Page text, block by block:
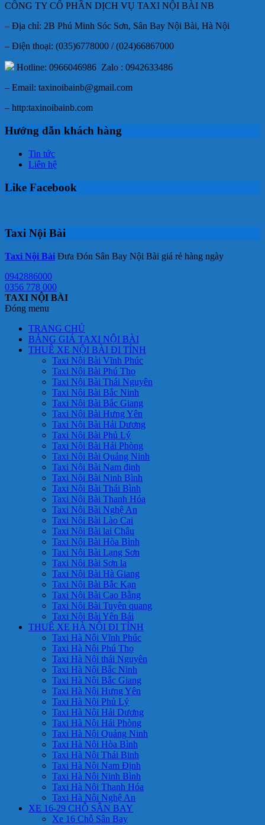
CÔNG TY CỔ PHẦN DỊCH VỤ TAXI NỘI BÀI NB
– Địa chỉ: 2B Phú Minh Sóc Sơn, Sân Bay Nội Bài, Hà Nội
– Điện thoại: (035)6778000 / (024)66867000
Hotline: 0966046986 Zalo : 0942633486
– Email: taxinoibainb@gmail.com
– http:taxinoibainb.com
Hướng dẫn khách hàng
Tin tức
Liên hệ
Like Facebook
Taxi Nội Bài
Taxi Nội Bài Đưa Đón Sân Bay Nội Bài giá rẻ hàng ngày
0942886000
0356 778 000
TAXI NỘI BÀI
Đóng menu
TRANG CHỦ
BẢNG GIÁ TAXI NỘI BÀI
THUÊ XE NỘI BÀI ĐI TỈNH
Taxi Nội Bài Vĩnh Phúc
Taxi Nội Bài Phú Thọ
Taxi Nội Bài Thái Nguyên
Taxi Nội Bài Bắc Ninh
Taxi Nội Bài Bắc Giang
Taxi Nội Bài Hưng Yên
Taxi Nội Bài Hải Dương
Taxi Nội Bài Phủ Lý
Taxi Nội Bài Hải Phòng
Taxi Nội Bài Quảng Ninh
Taxi Nội Bài Nam định
Taxi Nội Bài Ninh Bình
Taxi Nội Bài Thái Bình
Taxi Nội Bài Thanh Hóa
Taxi Nội Bài Nghệ An
Taxi Nội Bài Lào Cai
Taxi Nội Bài lai Châu
Taxi Nội Bài Hòa Bình
Taxi Nội Bài Lạng Sơn
Taxi Nội Bài Sơn la
Taxi Nội Bài Hà Giang
Taxi Nội Bài Bắc Kạn
Taxi Nội Bài Cao Bằng
Taxi Nội Bài Tuyên quang
Taxi Nội Bài Yên Bái
THUÊ XE HÀ NỘI ĐI TỈNH
Taxi Hà Nội Vĩnh Phúc
Taxi Hà Nội Phú Thọ
Taxi Hà Nội thái Nguyên
Taxi Hà Nội Bắc Ninh
Taxi Hà Nội Bắc Giang
Taxi Hà Nội Hưng Yên
Taxi Hà Nội Phủ Lý
Taxi Hà Nội Hải Dương
Taxi Hà Nội Hải Phòng
Taxi Hà Nội Quảng Ninh
Taxi Hà Nội Hòa Bình
Taxi Hà Nội Thái Binh
Taxi Hà Nội Nam Định
Taxi Hà Nội Ninh Bình
Taxi Hà Nội Thanh Hóa
Taxi Hà Nội Nghệ An
XE 16-29 CHỖ SÂN BAY
Xe 16 Chỗ Sân Bay